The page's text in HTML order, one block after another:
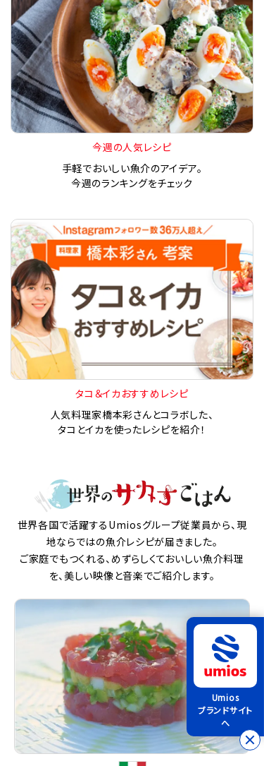
今週の人気レシピ
手軽でおいしい魚介のアイデア。
今週のランキングをチェック
タコ＆イカおすすめレシピ
人気料理家橋本彩さんとコラボした、
タコとイカを使ったレシピを紹介！
世界各国で活躍するUmiosグループ従業員から、現
地ならではの魚介レシピが届きました。
ご家庭でもつくれる、めずらしくておいしい魚介料理
を、美しい映像と音楽でご紹介します。
Umios
ブランドサイト
へ